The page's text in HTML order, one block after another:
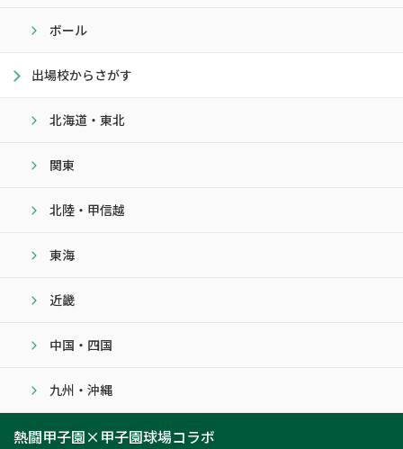
ボール
出場校からさがす
北海道・東北
関東
北陸・甲信越
東海
近畿
中国・四国
九州・沖縄
熱闘甲子園×甲子園球場コラボ